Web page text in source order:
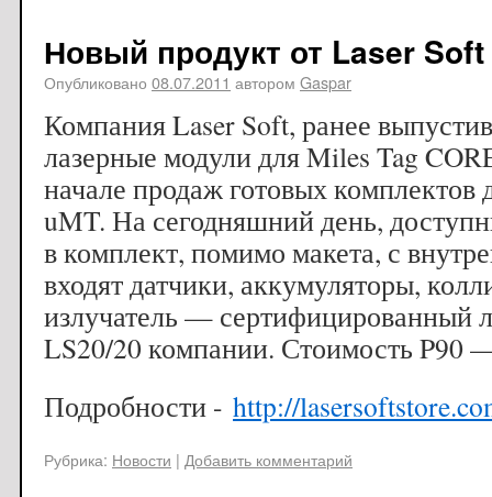
Новый продукт от Laser Soft
Опубликовано 08.07.2011 автором Gaspar
Компания Laser Soft, ранее
лазерные модули для Miles Tag
начале продаж готовых комплектов
uMT. На сегодняшний день,
в комплект, помимо макета, с
входят датчики, аккумуляторы,
излучатель — сертифицированный
LS20/20 компании. Стоимость P90
Подробности - http://
Рубрика: Новости | Добавить комментарий